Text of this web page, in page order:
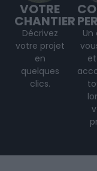
VOTRE
CHANTIER
Décrivez
votre projet
en
quelques
clics.
Un